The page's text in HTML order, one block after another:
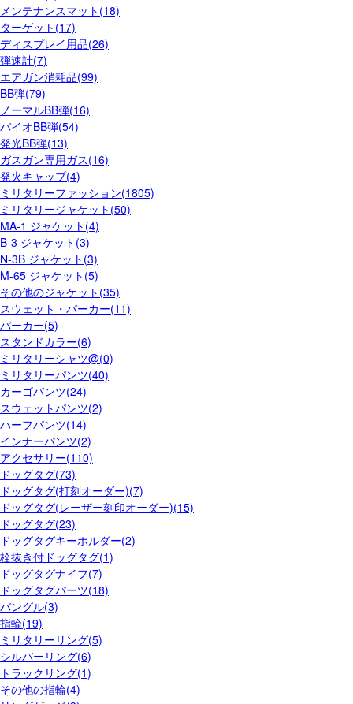
メンテナンスマット(18)
ターゲット(17)
ディスプレイ用品(26)
弾速計(7)
エアガン消耗品(99)
BB弾(79)
ノーマルBB弾(16)
バイオBB弾(54)
発光BB弾(13)
ガスガン専用ガス(16)
発火キャップ(4)
ミリタリーファッション(1805)
ミリタリージャケット(50)
MA-1 ジャケット(4)
B-3 ジャケット(3)
N-3B ジャケット(3)
M-65 ジャケット(5)
その他のジャケット(35)
スウェット・パーカー(11)
パーカー(5)
スタンドカラー(6)
ミリタリーシャツ@(0)
ミリタリーパンツ(40)
カーゴパンツ(24)
スウェットパンツ(2)
ハーフパンツ(14)
インナーパンツ(2)
アクセサリー(110)
ドッグタグ(73)
ドッグタグ(打刻オーダー)(7)
ドッグタグ(レーザー刻印オーダー)(15)
ドッグタグ(23)
ドッグタグキーホルダー(2)
栓抜き付ドッグタグ(1)
ドッグタグナイフ(7)
ドッグタグパーツ(18)
バングル(3)
指輪(19)
ミリタリーリング(5)
シルバーリング(6)
トラックリング(1)
その他の指輪(4)